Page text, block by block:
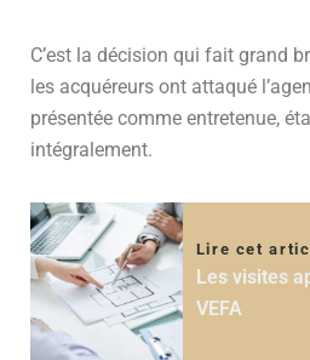
C’est la décision qui fait grand
les acquéreurs ont attaqué
présentée comme entretenue,
intégralement.
Lire cet
Les visites
VEFA